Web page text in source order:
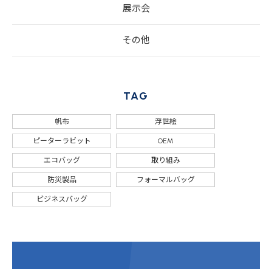
展示会
その他
TAG
帆布 浮世絵
ピーターラビット OEM
エコバッグ 取り組み
防災製品 フォーマルバッグ
ビジネスバッグ